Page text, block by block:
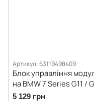
Артикул: 63119498409
Блок управління
на BMW 7 Series G11 /
5 129 грн